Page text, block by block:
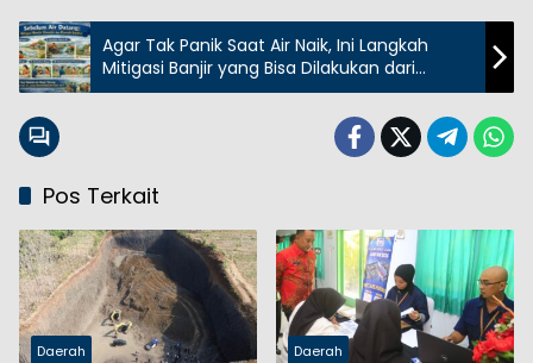
Agar Tak Panik Saat Air Naik, Ini Langkah
Mitigasi Banjir yang Bisa Dilakukan dari
Rumah
Pos Terkait
Daerah Daerah